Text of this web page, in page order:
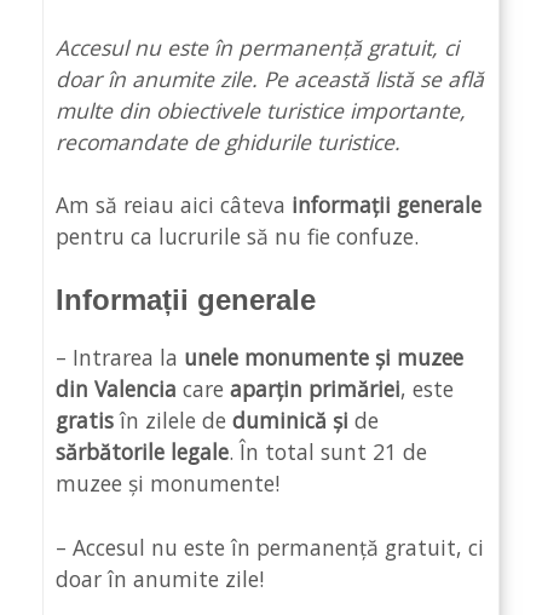
Accesul nu este în permanență gratuit, ci
doar în anumite zile. Pe această listă se află
multe din obiectivele turistice importante,
recomandate de ghidurile turistice.
Am să reiau aici câteva informații generale
pentru ca lucrurile să nu fie confuze.
Informații generale
– Intrarea la unele monumente și muzee
din Valencia care aparțin primăriei, este
gratisîn zilele de duminică și de
sărbătorile legale. În total sunt 21 de
muzee și monumente!
– Accesul nu este în permanență gratuit, ci
doar în anumite zile!